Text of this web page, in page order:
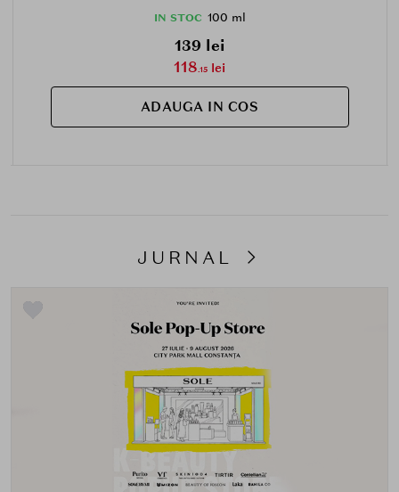
IN STOC 100 ml
139 lei
118.15 lei
ADAUGA IN COS
JURNAL